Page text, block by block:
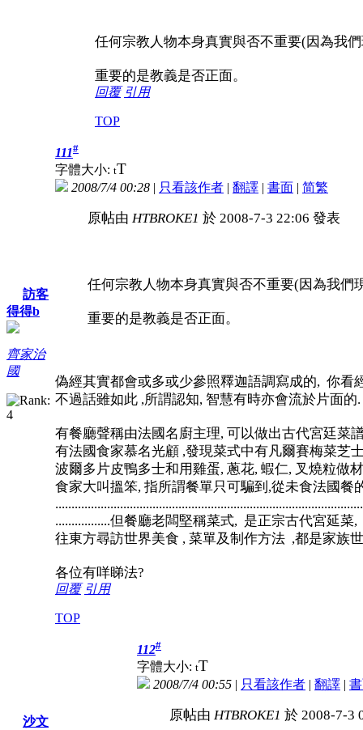
任何宗教人物本身真實與否不重要(因為我
重要的是教義是否正面。
回覆 引用
TOP
訪客
得得b
齊家治
國
111#
字體大小: tT
2008/7/4 00:28 | 只看該作者 | 翻譯 | 書面 | 简繁
原帖由 HTBROKE1 於 2008-7-3 22:06 發表
任何宗教人物本身真實與否不重要(因為我們
重要的是教義是否正面。
偽經其實都會或多或少參照釋迦語調寫成的, 你看
不過話雖如此 ,所謂認知, 智慧有時亦會流於片面的.
有餐廳聲稱由法國名廚主理, 可以做出古代宮廷菜
有法國食家慕名光顧 ,發現菜式中有凡爾賽梅菜芝
波爾多片皮鴨多士和用雞蛋, 蔥花, 蝦仁, 叉燒粒做
食家大叫搵笨, 指所謂餐單只可騙到,從未食法國餐
.................但餐廳老闆堅稱菜式, 是正宗古代宮延菜
往東方尋訪世界美食 , 菜單及制作方法 ,都是家族
各位有咩睇法?
回覆 引用
TOP
沙文
112#
字體大小: tT
2008/7/4 00:55 | 只看該作者 | 翻譯 |
原帖由 HTBROKE1 於 2008-7-3